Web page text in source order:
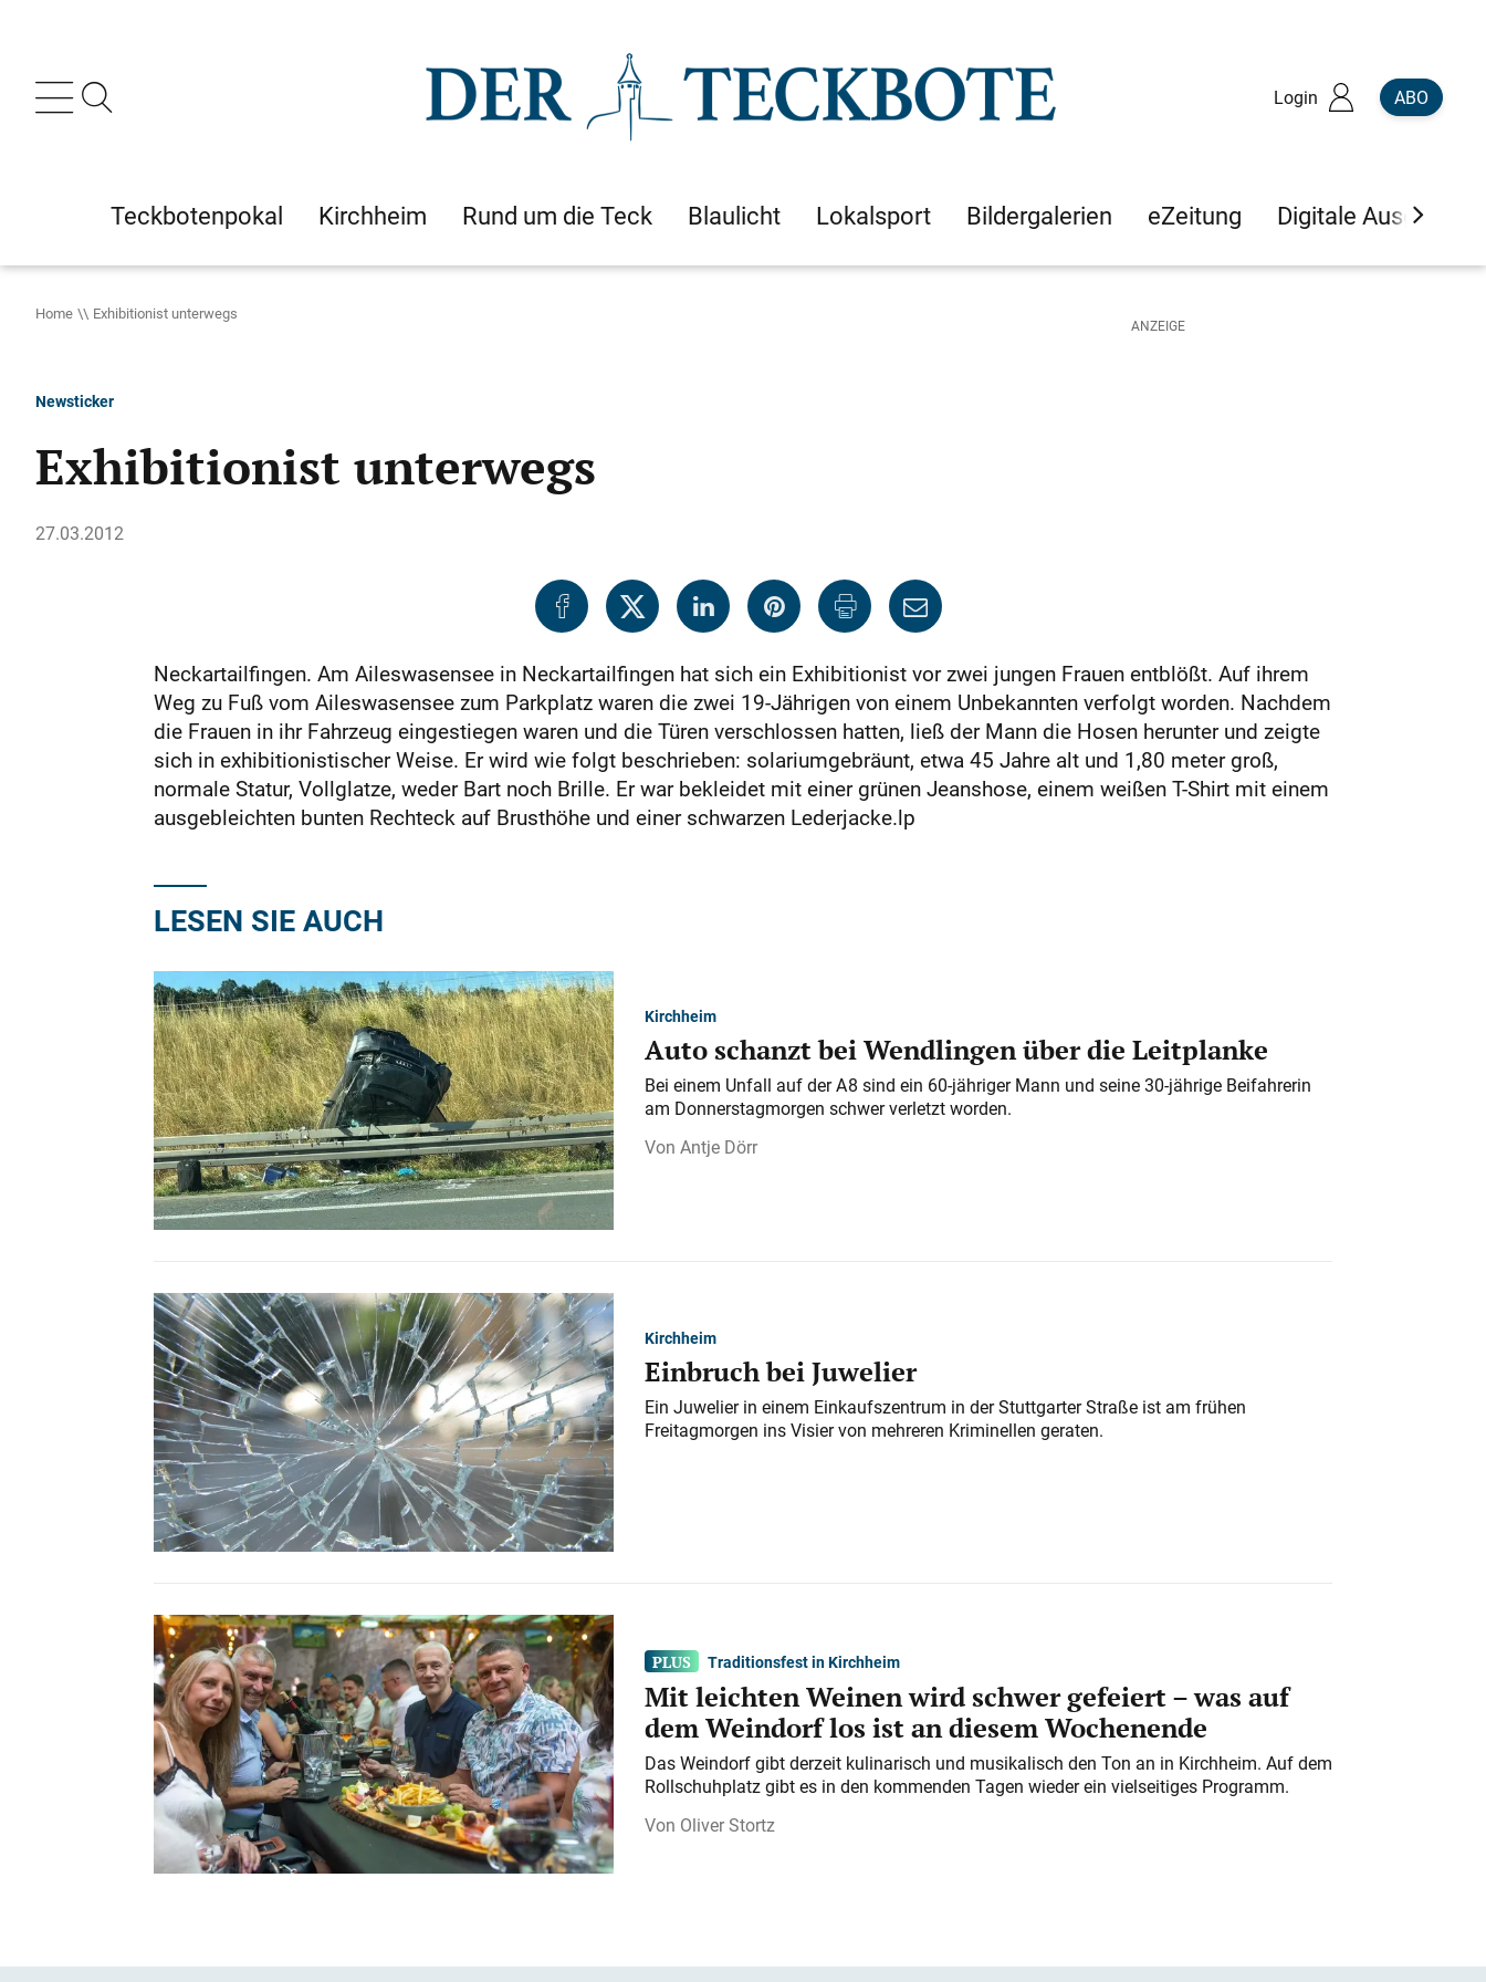
Login ABO
Teckbotenpokal Kirchheim Rund um die Teck Blaulicht Lokalsport Bildergalerien eZeitung Digitale Ausgaben
Home Exhibitionist unterwegs
Newsticker
Exhibitionist unterwegs
27.03.2012
Neckartailfingen. Am Aileswasensee in Neckartailfingen hat sich ein Exhibitionist vor zwei jungen Frauen entblößt. Auf ihrem
Weg zu Fuß vom Aileswasensee zum Parkplatz waren die zwei 19-Jährigen von einem Unbekannten verfolgt worden. Nachdem
die Frauen in ihr Fahrzeug eingestiegen waren und die Türen verschlossen hatten, ließ der Mann die Hosen herunter und zeigte
sich in exhibitionistischer Weise. Er wird wie folgt beschrieben: solariumgebräunt, etwa 45 Jahre alt und 1,80 meter groß,
normale Statur, Vollglatze, weder Bart noch Brille. Er war bekleidet mit einer grünen Jeanshose, einem weißen T-Shirt mit einem
ausgebleichten bunten Rechteck auf Brusthöhe und einer schwarzen Lederjacke.lp
LESEN SIE AUCH
Kirchheim
Auto schanzt bei Wendlingen über die Leitplanke
Bei einem Unfall auf der A 8 sind ein 60-jähriger Mann und seine 30-jährige Beifahrerin
am Donnerstagmorgen schwer verletzt worden.
Antje Dörr
Kirchheim
Einbruch bei Juwelier
Ein Juwelier in einem Einkaufszentrum in der Stuttgarter Straße ist am frühen
Freitagmorgen ins Visier von mehreren Kriminellen geraten.
Traditionsfest in Kirchheim
Mit leichten Weinen wird schwer gefeiert – was auf
dem Weindorf los ist an diesem Wochenende
Das Weindorf gibt derzeit kulinarisch und musikalisch den Ton an in Kirchheim. Auf dem
Rollschuhplatz gibt es in den kommenden Tagen wieder ein vielseitiges Programm.
Oliver Stortz